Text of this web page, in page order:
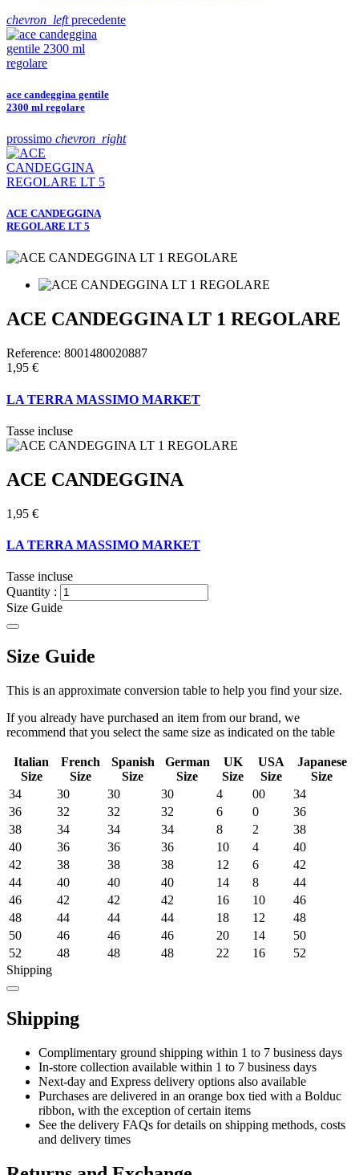
chevron_leftprecedente
ace candeggina gentile
2300 ml regolare
prossimo chevron_right
ACE CANDEGGINA
REGOLARE LT 5
ACE CANDEGGINA LT 1 REGOLARE
Reference: 8001480020887
1,95 €
LA TERRA MASSIMO MARKET
Tasse incluse
ACE CANDEGGINA
1,95 €
LA TERRA MASSIMO MARKET
Tasse incluse
Quantity :
Size Guide
Size Guide
This is an approximate conversion table to help you find your size.
If you already have purchased an item from our brand, we
recommend that you select the same size as indicated on the table
Italian
Size
French
Size
Spanish
Size
German
Size
UK
Size
USA
Size
Japanese
Size
34
30 30 30 4 00
34
36
32 32 32 6 0
36
38
34 34 34 8 2
38
40
36 36 36 10 4
40
42
38 38 38 12 6
42
44
40 40 40 14 8
44
46
42 42 42 16 10
46
48
44 44 44 18 12
48
50
46 46 46 20 14
50
52
48 48 48 22 16
52
Shipping
Shipping
Complimentary ground shipping within 1 to 7 business days
In-store collection available within 1 to 7 business days
Next-day and Express delivery options also available
Purchases are delivered in an orange box tied with a Bolduc
ribbon, with the exception of certain items
See the delivery FAQs for details on shipping methods, costs
and delivery times